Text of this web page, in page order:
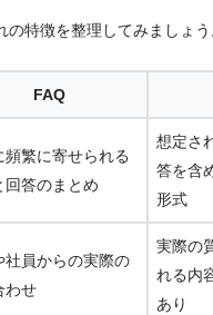
の特徴を整理してみましょう
FAQ
頻繁に寄せられる
回答のまとめ
想定さ
答を含
形式
社員からの実際の
わせ
実際の
れる内
あり